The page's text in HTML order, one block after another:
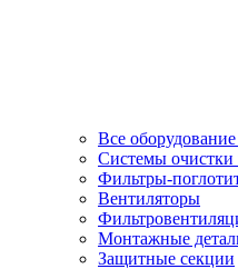
Все
Системы очистки
Фильтры-
Вентиляторы
Монтажные
Защитные секции